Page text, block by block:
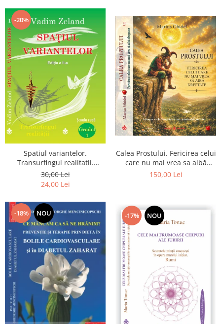
-20%
Spatiul variantelor.
Transurfingul realitatii.
Gradul 1. Cum sa ne
dezvoltam intuitia si sa ne
30,00 Lei
24,00 Lei
Calea Prostului. Fericirea celui
care nu mai vrea sa aibă
dreptate - Intoarcerea la
150,00 Lei
-18% NOU -17% NOU